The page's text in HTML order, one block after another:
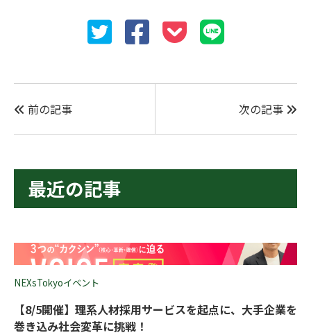
前の記事 次の記事
最近の記事
NEXsTokyoイベント
【8/5開催】理系人材採用サービスを起点に、大手企業を
巻き込み社会変革に挑戦！